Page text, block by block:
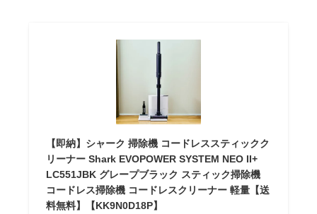
【即納】シャーク 掃除機 コードレススティックク
リーナー Shark EVOPOWER SYSTEM NEO II+
LC551JBK グレープブラック スティック掃除機
コードレス掃除機 コードレスクリーナー 軽量【送
料無料】【KK9N0D18P】